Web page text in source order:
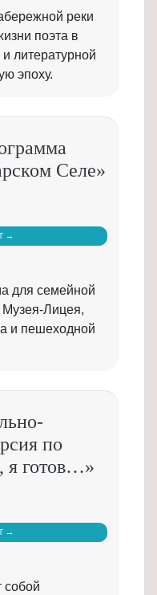
реки
поэта в
и литературной
эпоху.
Селе»
→
для семейной
Лицея,
и пешеходной
по
я готов…»
→
собой